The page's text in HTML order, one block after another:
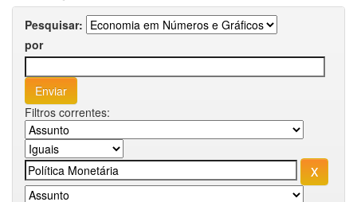
Pesquisar:
por
Filtros correntes: